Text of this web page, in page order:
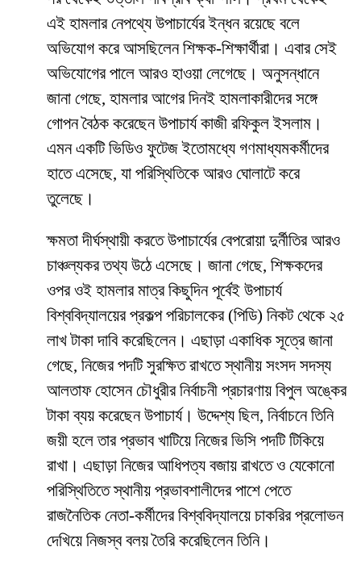
এই হামলার নেপথ্যে উপাচার্যের ইন্ধন রয়েছে বলে
অভিযোগ করে আসছিলেন শিক্ষক-শিক্ষার্থীরা। এবার সেই
অভিযোগের পালে আরও হাওয়া লেগেছে। অনুসন্ধানে
জানা গেছে, হামলার আগের দিনই হামলাকারীদের সঙ্গে
গোপন বৈঠক করেছেন উপাচার্য কাজী রফিকুল ইসলাম।
এমন একটি ভিডিও ফুটেজ ইতোমধ্যে গণমাধ্যমকর্মীদের
হাতে এসেছে, যা পরিস্থিতিকে আরও ঘোলাটে করে
তুলেছে।
​ক্ষমতা দীর্ঘস্থায়ী করতে উপাচার্যের বেপরোয়া দুর্নীতির আরও
চাঞ্চল্যকর তথ্য উঠে এসেছে। জানা গেছে, শিক্ষকদের
ওপর ওই হামলার মাত্র কিছুদিন পূর্বেই উপাচার্য
বিশ্ববিদ্যালয়ের প্রকল্প পরিচালকের (পিডি) নিকট থেকে ২৫
লাখ টাকা দাবি করেছিলেন। এছাড়া একাধিক সূত্রে জানা
গেছে, নিজের পদটি সুরক্ষিত রাখতে স্থানীয় সংসদ সদস্য
আলতাফ হোসেন চৌধুরীর নির্বাচনী প্রচারণায় বিপুল অঙ্কের
টাকা ব্যয় করেছেন উপাচার্য। উদ্দেশ্য ছিল, নির্বাচনে তিনি
জয়ী হলে তার প্রভাব খাটিয়ে নিজের ভিসি পদটি টিকিয়ে
রাখা। এছাড়া নিজের আধিপত্য বজায় রাখতে ও যেকোনো
পরিস্থিতিতে স্থানীয় প্রভাবশালীদের পাশে পেতে
রাজনৈতিক নেতা-কর্মীদের বিশ্ববিদ্যালয়ে চাকরির প্রলোভন
দেখিয়ে নিজস্ব বলয় তৈরি করেছিলেন তিনি।